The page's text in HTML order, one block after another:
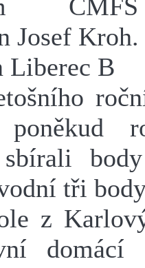
Josef Kroh.
Liberec B
sbírali
tři
z
domácí